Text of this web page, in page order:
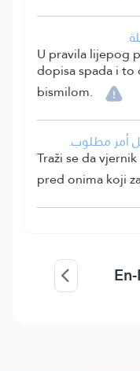
U pravila lijepog
dopisa spada i to
bismilom.
أمر مطلوب.
Traži se da
pred onima koji